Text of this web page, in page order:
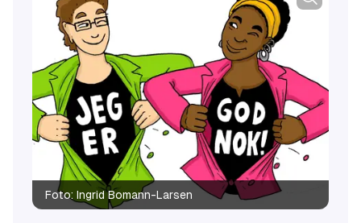
Foto: Ingrid Bomann-Larsen